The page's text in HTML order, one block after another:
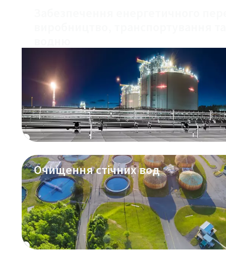
Очищення стічних вод